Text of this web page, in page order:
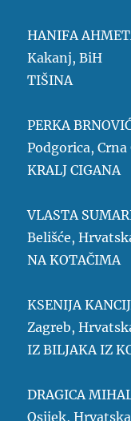
HANIFA
Kakanj, BiH
TIŠINA
PERKA
Podgorica, Crna
KRALJ CIGANA
VLASTA
Belišće,
NA KOTAČIMA
KSENIJA
Zagreb,
IZ BILJAKA IZ
DRAGICA
Osijek, Hrvatska